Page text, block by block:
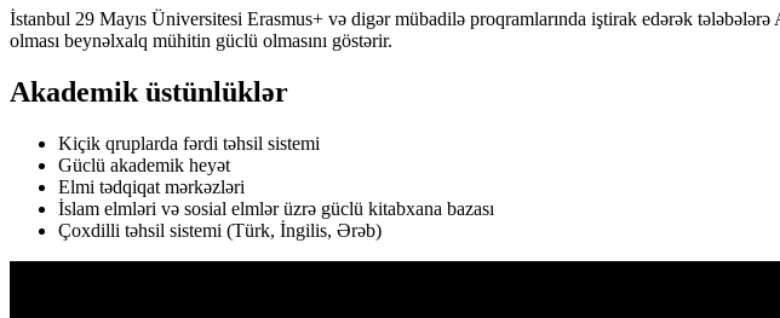
İstanbul 29 Mayıs Üniversitesi Erasmus+ və digər mübadilə proqramlarında iştirak edərək
olması beynəlxalq mühitin güclü olmasını göstərir.
Akademik üstünlüklər
Kiçik qruplarda fərdi təhsil sistemi
Güclü akademik heyət
Elmi tədqiqat mərkəzləri
İslam elmləri və sosial elmlər üzrə güclü kitabxana bazası
Çoxdilli təhsil sistemi (Türk, İngilis, Ərəb)